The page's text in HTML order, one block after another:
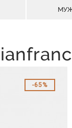
65%